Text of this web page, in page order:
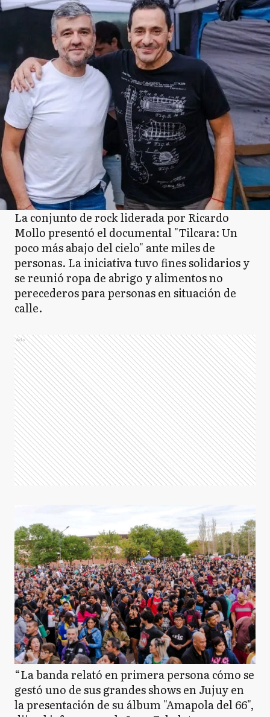
La conjunto de rock liderada por Ricardo
Mollo presentó el documental "Tilcara: Un
poco más abajo del cielo" ante miles de
personas. La iniciativa tuvo fines solidarios y
se reunió ropa de abrigo y alimentos no
perecederos para personas en situación de
calle.
Ads
“La banda relató en primera persona cómo se
gestó uno de sus grandes shows en Jujuy en
la presentación de su álbum "Amapola del 66",